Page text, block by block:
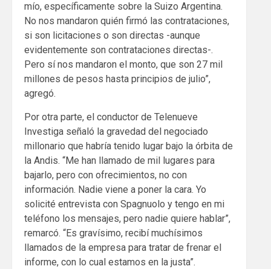
mío, específicamente sobre la Suizo Argentina.
No nos mandaron quién firmó las contrataciones,
si son licitaciones o son directas -aunque
evidentemente son contrataciones directas-.
Pero sí nos mandaron el monto, que son 27 mil
millones de pesos hasta principios de julio”,
agregó.
Por otra parte, el conductor de Telenueve
Investiga señaló la gravedad del negociado
millonario que habría tenido lugar bajo la órbita de
la Andis. “Me han llamado de mil lugares para
bajarlo, pero con ofrecimientos, no con
información. Nadie viene a poner la cara. Yo
solicité entrevista con Spagnuolo y tengo en mi
teléfono los mensajes, pero nadie quiere hablar”,
remarcó. “Es gravísimo, recibí muchísimos
llamados de la empresa para tratar de frenar el
informe, con lo cual estamos en la justa”.